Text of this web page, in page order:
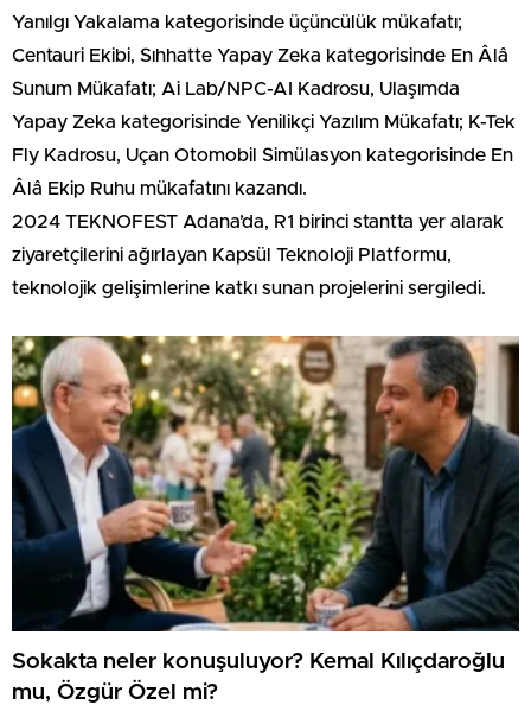
Yanılgı Yakalama kategorisinde üçüncülük mükafatı;
Centauri Ekibi, Sıhhatte Yapay Zeka kategorisinde En Âlâ
Sunum Mükafatı; Ai Lab/NPC-AI Kadrosu, Ulaşımda
Yapay Zeka kategorisinde Yenilikçi Yazılım Mükafatı; K-Tek
Fly Kadrosu, Uçan Otomobil Simülasyon kategorisinde En
Âlâ Ekip Ruhu mükafatını kazandı.
2024 TEKNOFEST Adana’da, R1 birinci stantta yer alarak
ziyaretçilerini ağırlayan Kapsül Teknoloji Platformu,
teknolojik gelişimlerine katkı sunan projelerini sergiledi.
Sokakta neler konuşuluyor? Kemal Kılıçdaroğlu
mu, Özgür Özel mi?